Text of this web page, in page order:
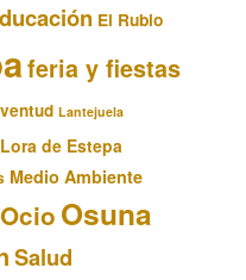
El Rubio
feria y fiestas
Lantejuela
Lora de Estepa
Medio Ambiente
Ocio Osuna
Salud